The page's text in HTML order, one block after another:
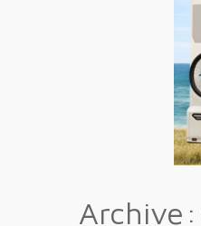
Archive